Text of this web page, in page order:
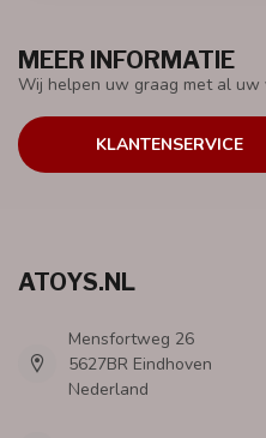
MEER INFORMATIE
Wij helpen uw graag met al uw
KLANTENSERVICE
ATOYS.NL
Mensfortweg 26
5627BR Eindhoven
Nederland